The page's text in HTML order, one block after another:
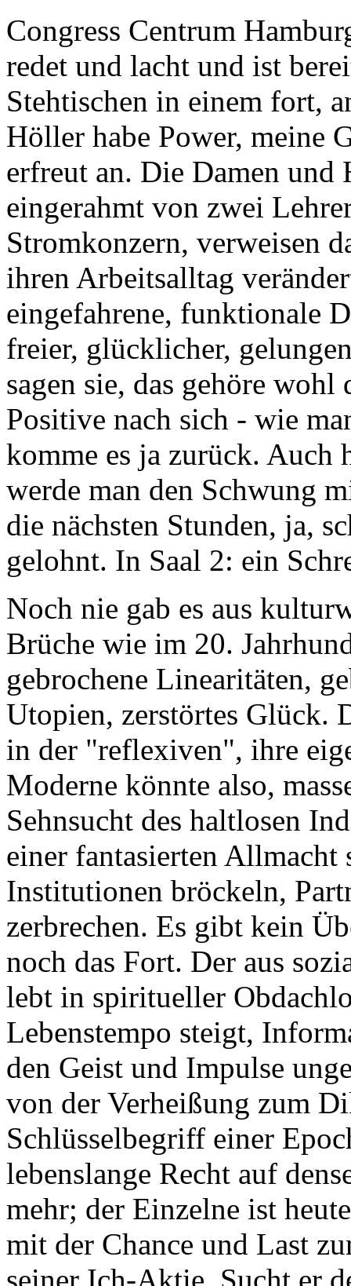
Congress Centrum
redet und lacht und ist
Stehtischen in einem fort,
Höller habe Power, meine
erfreut an. Die Damen und
eingerahmt von zwei
Stromkonzern, verweisen
ihren Arbeitsalltag
eingefahrene, funktionale
freier, glücklicher,
sagen sie, das gehöre wohl
Positive nach sich - wie
komme es ja zurück. Auch
werde man den Schwung
die nächsten Stunden, ja,
gelohnt. In Saal 2: ein
Noch nie gab es aus
Brüche wie im 20.
gebrochene Linearitäten,
Utopien, zerstörtes Glück.
in der "reflexiven", ihre
Moderne könnte also,
Sehnsucht des haltlosen
einer fantasierten
Institutionen bröckeln,
zerbrechen. Es gibt kein
noch das Fort. Der aus
lebt in spiritueller
Lebenstempo steigt,
den Geist und Impulse
von der Verheißung zum
Schlüsselbegriff einer
lebenslange Recht auf
mehr; der Einzelne ist
mit der Chance und Last
seiner Ich-Aktie. Sucht er